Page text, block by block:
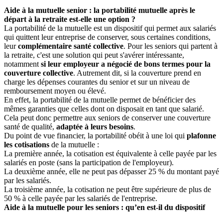
Aide à la mutuelle senior : la portabilité mutuelle après le
départ à la retraite est-elle une option ?
La portabilité de la mutuelle est un dispositif qui permet aux salariés
qui quittent leur entreprise de conserver, sous certaines conditions,
leurcomplémentaire santé collective. Pour les seniors qui partent à
la retraite, c'est une solution qui peut s'avérer intéressante,
notamment si leur employeur a négocié de bons termes pour la
couverture collective. Autrement dit, si la couverture prend en
charge les dépenses courantes du senior et sur un niveau de
remboursement moyen ou élevé.
En effet, la portabilité de la mutuelle permet de bénéficier des
mêmes garanties que celles dont on disposait en tant que salarié.
Cela peut donc permettre aux seniors de conserver une couverture
santé de qualité, adaptée à leurs besoins.
Du point de vue financier, la portabilité obéit à une loi qui plafonne
les cotisations de la mutuelle :
La première année, la cotisation est équivalente à celle payée par les
salariés en poste (sans la participation de l'employeur).
La deuxième année, elle ne peut pas dépasser 25 % du montant payé
par les salariés.
La troisième année, la cotisation ne peut être supérieure de plus de
50 % à celle payée par les salariés de l'entreprise.
Aide à la mutuelle pour les seniors : qu’en est-il du dispositif